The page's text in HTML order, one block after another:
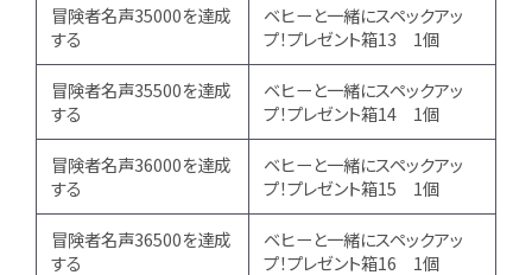
冒険者名声35000を達成
する
ベヒーと一緒にスペックアッ
プ！プレゼント箱13 1個
冒険者名声35500を達成
する
ベヒーと一緒にスペックアッ
プ！プレゼント箱14 1個
冒険者名声36000を達成
する
ベヒーと一緒にスペックアッ
プ！プレゼント箱15 1個
冒険者名声36500を達成
する
ベヒーと一緒にスペックアッ
プ！プレゼント箱16 1個